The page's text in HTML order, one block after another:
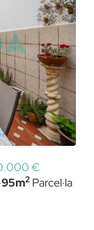
€
95m2Parcel·la